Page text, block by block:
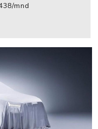
mnd